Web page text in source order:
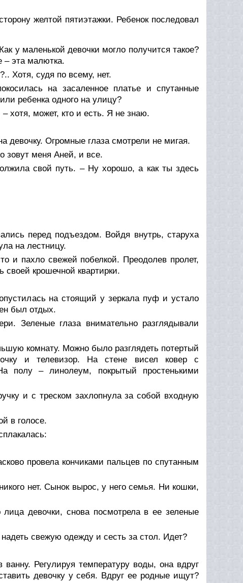
желтой пятиэтажки. Ребенок последовал
у маленькой девочки могло получится такое?
– эта малютка.
Хотя, судя по всему, нет.
на засаленное платье и спутанные
ребенка одного на улицу?
хотя, может, кто и есть. Я не знаю.
девочку. Огромные глаза смотрели не мигая.
зовут меня Аней, и все.
свой путь. – Ну хорошо, а как ты здесь
перед подъездом. Войдя внутрь, старуха
на лестницу.
и пахло свежей побелкой. Преодолев пролет,
крошечной квартирки.
на стоящий у зеркала пуф и устало
был отдых.
Зеленые глаза внимательно разглядывали
комнату. Можно было разглядеть потертый
и телевизор. На стене висел ковер с
полу – линолеум, покрытый простенькими
и с треском захлопнула за собой входную
в голосе.
провела кончиками пальцев по спутанным
нет. Сынок вырос, у него семья. Ни кошки,
девочки, снова посмотрела в ее зеленые
свежую одежду и сесть за стол. Идет?
Регулируя температуру воды, она вдруг
девочку у себя. Вдруг ее родные ищут?